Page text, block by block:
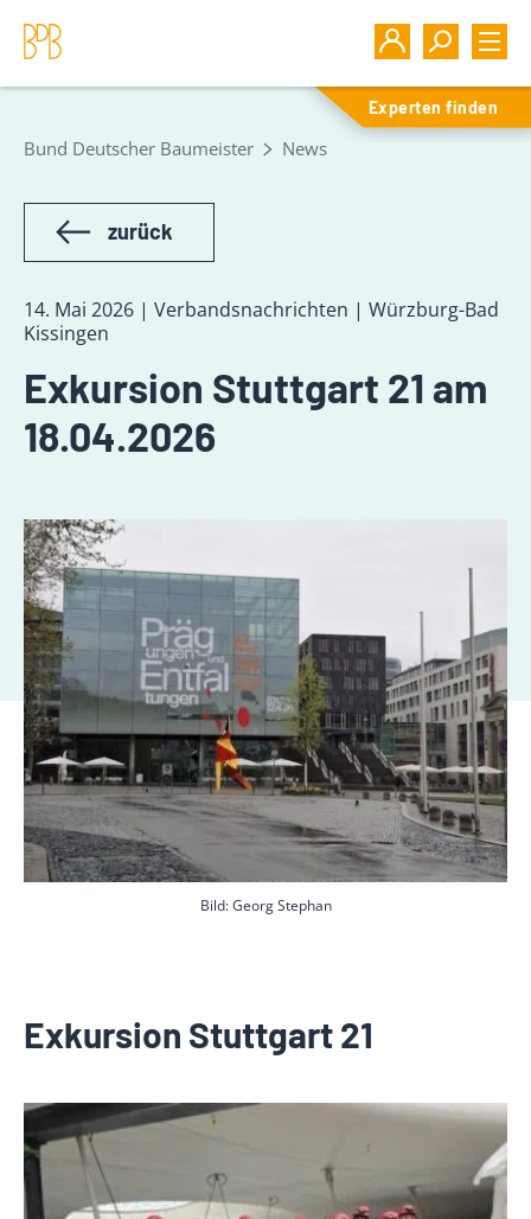
Experten finden
Bund Deutscher Baumeister News
zurück
14. Mai 2026 | Verbandsnachrichten | Würzburg-Bad
Kissingen
Exkursion Stuttgart 21 am
18.04.2026
Bild: Georg Stephan
Exkursion Stuttgart 21